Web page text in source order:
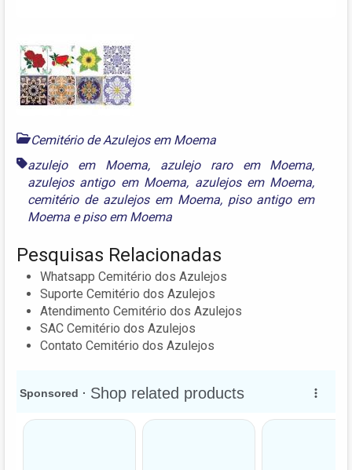
Cemitério de Azulejos em Moema
azulejo em Moema, azulejo raro em Moema,
azulejos antigo em Moema, azulejos em Moema,
cemitério de azulejos em Moema, piso antigo em
Moema episo em Moema
Pesquisas Relacionadas
Whatsapp Cemitério dos Azulejos
Suporte Cemitério dos Azulejos
Atendimento Cemitério dos Azulejos
SAC Cemitério dos Azulejos
Contato Cemitério dos Azulejos